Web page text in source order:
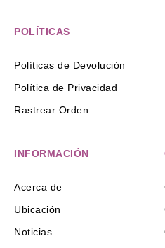
POLÍTICAS
Políticas de Devolución
Política de Privacidad
Rastrear Orden
INFORMACIÓN
Acerca de
Ubicación
Noticias